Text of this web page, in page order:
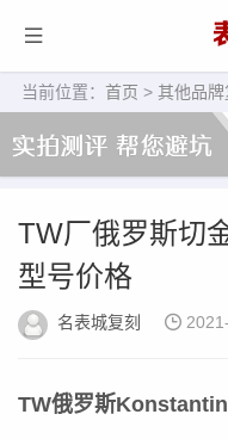
当前位置： 首页 > 其他品
TW厂俄罗斯切
型号价格
名表城复刻
TW俄罗斯